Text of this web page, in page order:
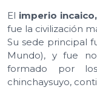
El imperio incaico,
fue la civilización
Su sede principal
Mundo), y fue
formado por
chinchaysuyo,